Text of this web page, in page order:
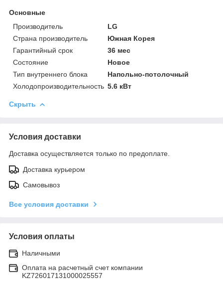
Основные
Производитель
LG
Страна производитель
Южная Корея
Гарантийный срок
36 мес
Состояние
Новое
Тип внутреннего блока
Напольно-потолочный
Холодопроизводительность 5.6 кВт
Скрыть
Условия доставки
Доставка осуществляется только по предоплате.
Доставка курьером
Самовывоз
Все условия доставки
Условия оплаты
Наличными
Оплата на расчетный счет компании
KZ726017131000025557